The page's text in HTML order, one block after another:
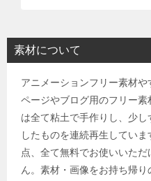
素材について
アニメーションフリー素材
ページやブログ用のフリー
は全て粘土で手作りし、少
したものを連続再生してい
点、全て無料でお使いいた
ん。素材・画像をお持ち帰